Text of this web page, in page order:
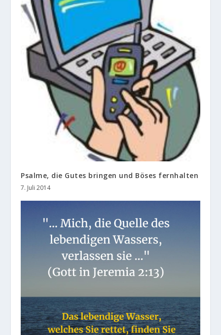
Psalme, die Gutes bringen und Böses fernhalten
7. Juli 2014